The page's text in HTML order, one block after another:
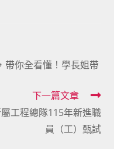
帶你全看懂！學長姐帶
下一篇文章
工程總隊115年新進職
員（工）甄試